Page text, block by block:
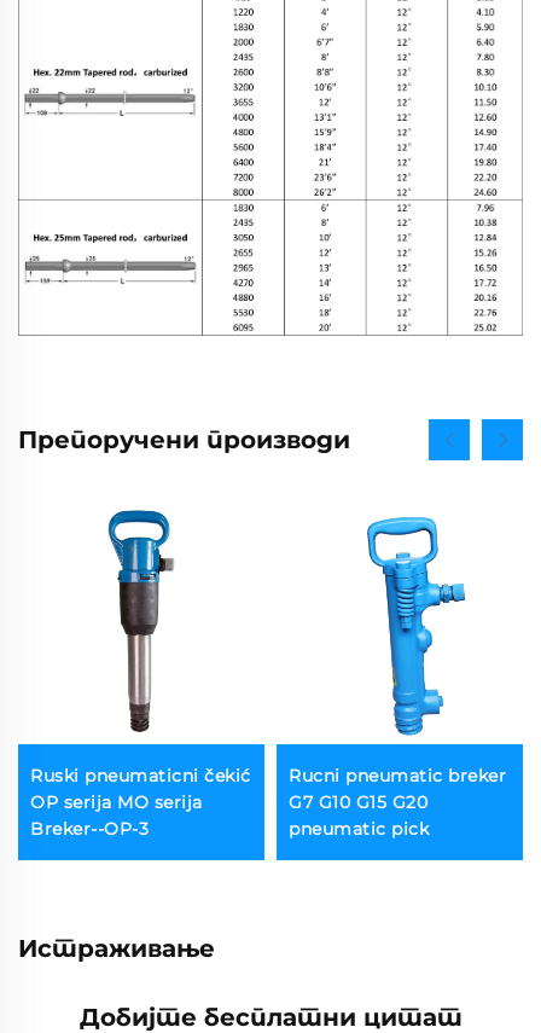
Препоручени производи
Ruski pneumaticni čekić
OP serija MO serija
Breker--OP-3
Rucni pneumatic breker
G7 G10 G15 G20
pneumatic pick
Истраживање
Добијте бесплатни цитат